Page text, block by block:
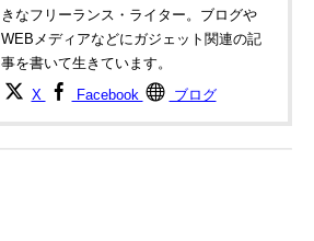
きなフリーランス・ライター。ブログや
WEBメディアなどにガジェット関連の記
事を書いて生きています。
X Facebook ブログ